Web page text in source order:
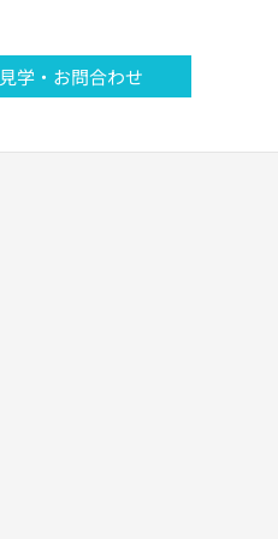
見学・お問合わせ